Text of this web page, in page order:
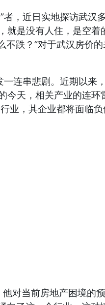
，近日实地探访武
是没有人住，是空
跌？”对于武汉房价
连串悲剧。近期以来
天，相关产业的连
业，其企业都将面临
对当前房地产困境的